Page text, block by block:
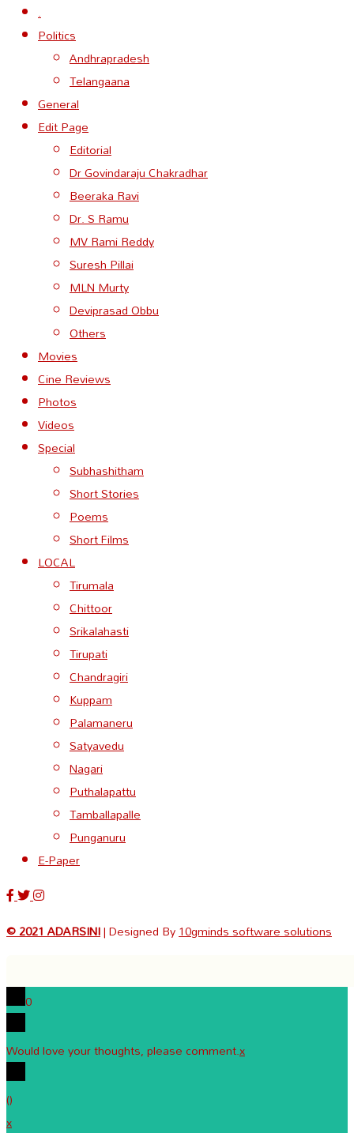
.
Politics
Andhrapradesh
Telangaana
General
Edit Page
Editorial
Dr Govindaraju Chakradhar
Beeraka Ravi
Dr. S Ramu
MV Rami Reddy
Suresh Pillai
MLN Murty
Deviprasad Obbu
Others
Movies
Cine Reviews
Photos
Videos
Special
Subhashitham
Short Stories
Poems
Short Films
LOCAL
Tirumala
Chittoor
Srikalahasti
Tirupati
Chandragiri
Kuppam
Palamaneru
Satyavedu
Nagari
Puthalapattu
Tamballapalle
Punganuru
E-Paper
© 2021 ADARSINI| Designed By10gminds software solutions
0
Would love your thoughts, please comment.x
()
x